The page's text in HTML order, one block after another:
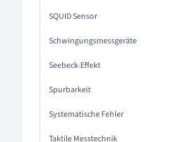
SQUID Sensor
Schwingungsmessgeräte
Seebeck-Effekt
Spurbarkeit
Systematische Fehler
Taktile Messtechnik